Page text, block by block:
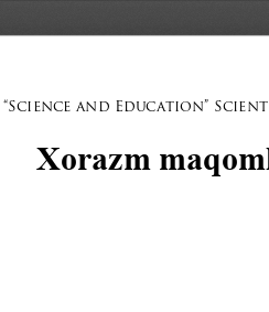
Xorazm
“Science and Education”